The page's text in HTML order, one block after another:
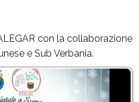
con la collaborazione
e Sub Verbania.